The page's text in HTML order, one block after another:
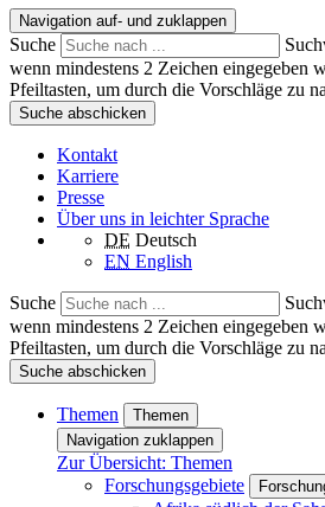
Navigation auf- und zuklappen
Suche
wenn mindestens 2 Zeichen eingegeben
Pfeiltasten, um durch die Vorschläge zu
Suche abschicken
Kontakt
Karriere
Presse
Über uns in leichter Sprache
DE Deutsch
EN English
Suche
wenn mindestens 2 Zeichen eingegeben
Pfeiltasten, um durch die Vorschläge zu
Suche abschicken
Themen
Themen
Navigation zuklappen
Zur Übersicht: Themen
Forschungsgebiete